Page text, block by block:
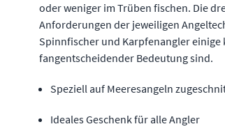
oder weniger im Trüben fischen. Die
Anforderungen der jeweiligen
Spinnfischer und Karpfenangler
fangentscheidender Bedeutung sind.
Speziell auf Meeresangeln
Ideales Geschenk für alle Angler